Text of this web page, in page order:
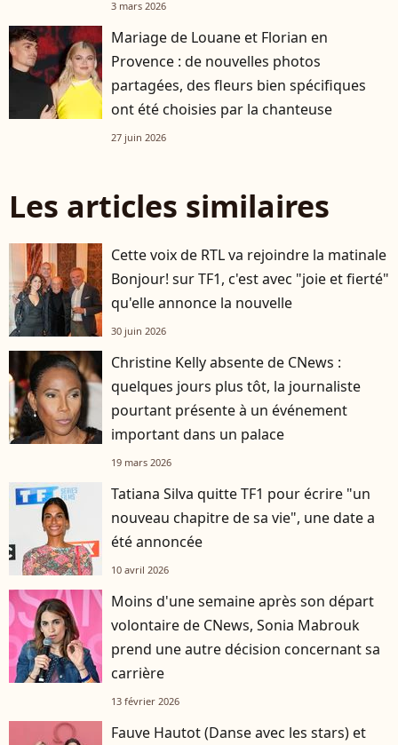
3 mars 2026
Mariage de Louane et Florian en
Provence : de nouvelles photos
partagées, des fleurs bien spécifiques
ont été choisies par la chanteuse
27 juin 2026
Les articles similaires
Cette voix de RTL va rejoindre la matinale
Bonjour! sur TF1, c'est avec "joie et fierté"
qu'elle annonce la nouvelle
30 juin 2026
Christine Kelly absente de CNews :
quelques jours plus tôt, la journaliste
pourtant présente à un événement
important dans un palace
19 mars 2026
Tatiana Silva quitte TF1 pour écrire "un
nouveau chapitre de sa vie", une date a
été annoncée
10 avril 2026
Moins d'une semaine après son départ
volontaire de CNews, Sonia Mabrouk
prend une autre décision concernant sa
carrière
13 février 2026
Fauve Hautot (Danse avec les stars) et